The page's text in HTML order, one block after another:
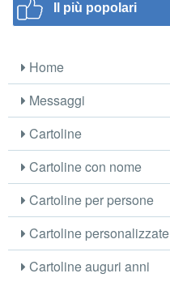
Il più popolari
Home
Messaggi
Cartoline
Cartoline con nome
Cartoline per persone
Cartoline personalizzate
Cartoline auguri anni